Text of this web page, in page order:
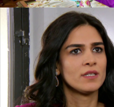
Leyla abandona la casa
encuentra con Devra y
esperando. La joven se
vez más para salvar su
marido que estaba
dónde está Melek y
encontrarlas.Leyla se
plan de la profesora.